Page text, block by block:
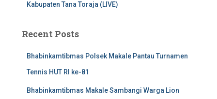
Kabupaten Tana Toraja (LIVE)
Recent Posts
Bhabinkamtibmas Polsek Makale Pantau Turnamen
Tennis HUT RI ke-81
Bhabinkamtibmas Makale Sambangi Warga Lion